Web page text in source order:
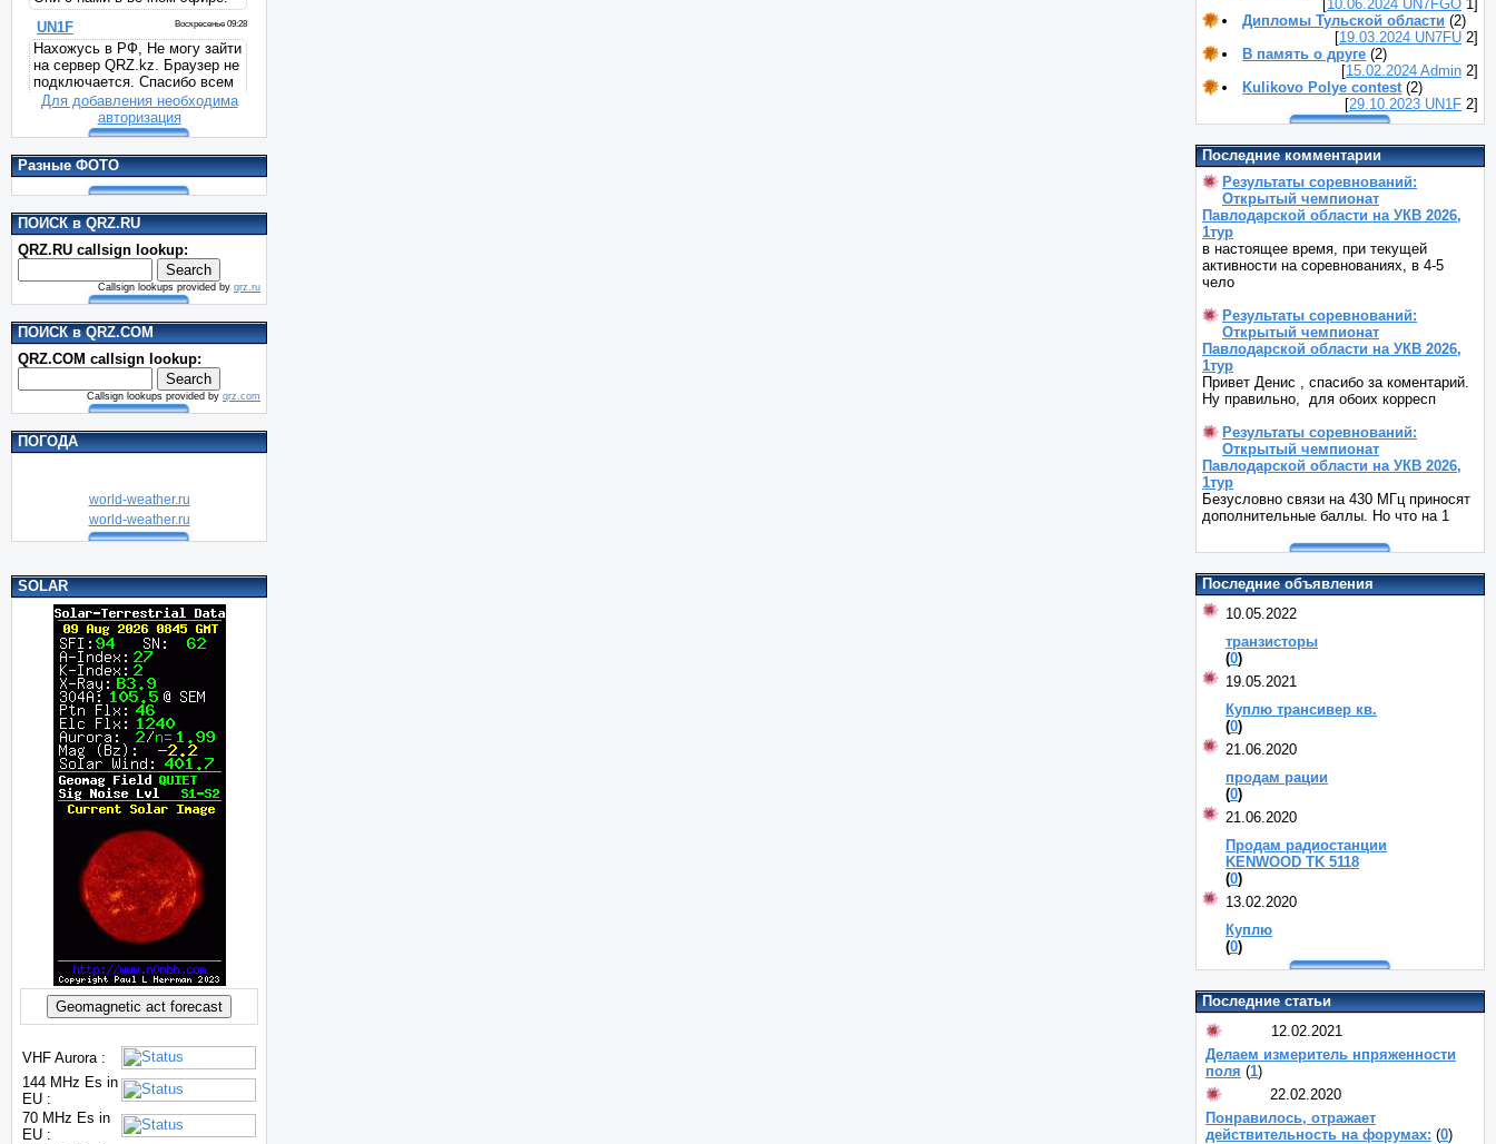
Для добавления необходима
авторизация
Разные ФОТО
ПОИСК в QRZ.RU
QRZ.RU callsign lookup:
Callsign lookups provided by qrz.ru
ПОИСК в QRZ.COM
QRZ.COM callsign lookup:
Callsign lookups provided by qrz.com
ПОГОДА
world-weather.ru
world-weather.ru
SOLAR
VHF Aurora :
144 MHz Es in
EU :
70 MHz Es in
EU :
[10.06.2024 UN7FGO 1]
Дипломы Тульской области (2)
[19.03.2024 UN7FU 2]
В память о друге (2)
[15.02.2024 Admin 2]
Kulikovo Polye contest (2)
[29.10.2023 UN1F 2]
Последние комментарии
Результаты соревнований:
Открытый чемпионат
Павлодарской области на УКВ 2026,
1тур
в настоящее время, при текущей
активности на соревнованиях, в 4-5
чело
Результаты соревнований:
Открытый чемпионат
Павлодарской области на УКВ 2026,
1тур
Привет Денис , спасибо за коментарий.
Ну правильно, для обоих корресп
Результаты соревнований:
Открытый чемпионат
Павлодарской области на УКВ 2026,
1тур
Безусловно связи на 430 МГц приносят
дополнительные баллы. Но что на 1
Последние объявления
10.05.2022
транзисторы
(0)
19.05.2021
Куплю трансивер кв.
(0)
21.06.2020
продам рации
(0)
21.06.2020
Продам радиостанции
KENWOOD TK 5118
(0)
13.02.2020
Куплю
(0)
Последние статьи
12.02.2021
Делаем измеритель нпряженности
поля (1)
22.02.2020
Понравилось, отражает
действительность на форумах: (0)